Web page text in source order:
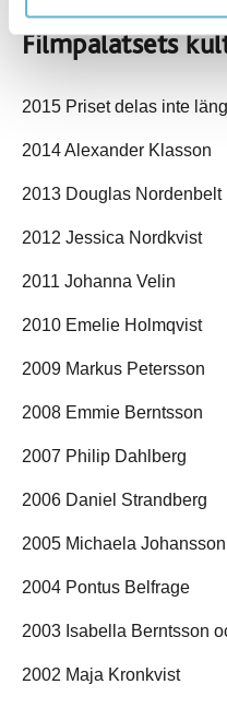
Filmpalatsets
2015 Priset delas inte
2014 Alexander Klasson
2013 Douglas Nordenbelt
2012 Jessica Nordkvist
2011 Johanna Velin
2010 Emelie Holmqvist
2009 Markus Petersson
2008 Emmie Berntsson
2007 Philip Dahlberg
2006 Daniel Strandberg
2005 Michaela
2004 Pontus Belfrage
2003 Isabella Berntsson
2002 Maja Kronkvist